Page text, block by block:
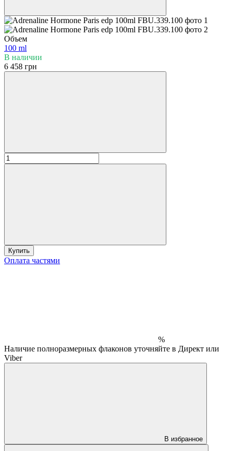
Объем
100 ml
В наличии
6 458 грн
Купить
Оплата частями
%
Наличие полноразмерных флаконов уточняйте в Директ или
Viber
В избранное